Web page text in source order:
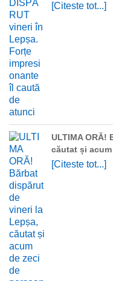
[Citeste tot...]
ULTIMA ORĂ!
căutat și
[Citeste tot...]